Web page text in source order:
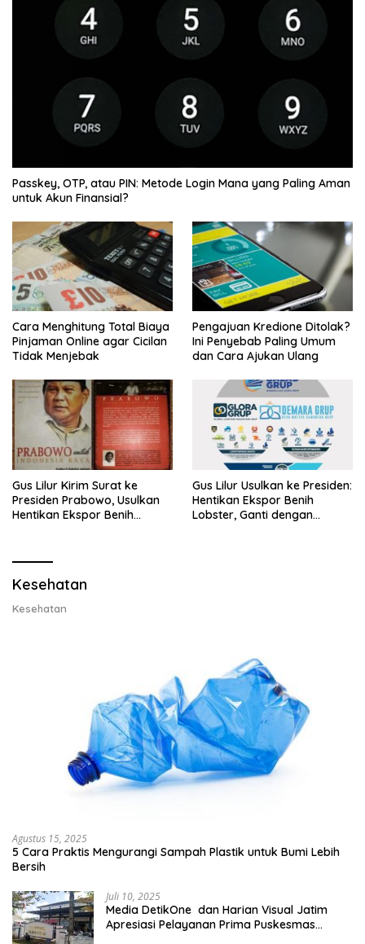
Passkey, OTP, atau PIN: Metode Login Mana yang Paling Aman
untuk Akun Finansial?
Cara Menghitung Total Biaya
Pinjaman Online agar Cicilan
Tidak Menjebak
Pengajuan Kredione Ditolak?
Ini Penyebab Paling Umum
dan Cara Ajukan Ulang
Gus Lilur Kirim Surat ke
Presiden Prabowo, Usulkan
Hentikan Ekspor Benih
Gus Lilur Usulkan ke Presiden:
Hentikan Ekspor Benih
Lobster, Ganti dengan
Kesehatan
Kesehatan
Agustus 15, 2025
5 Cara Praktis Mengurangi Sampah Plastik untuk Bumi Lebih
Bersih
Juli 10, 2025
Media DetikOne dan Harian Visual Jatim
Apresiasi Pelayanan Prima Puskesmas